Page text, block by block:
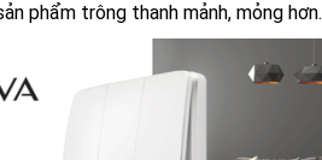
phẩm trông thanh mảnh, mỏng hơn.